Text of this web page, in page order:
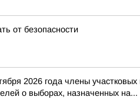
от безопасности
2026 года члены
о выборах, назначенных на...